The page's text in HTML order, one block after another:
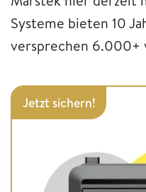
Systeme bieten 10
versprechen 6.000+
Jetzt sichern!